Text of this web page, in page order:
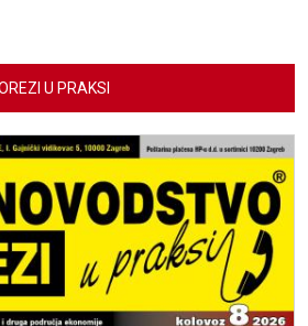
U PRAKSI